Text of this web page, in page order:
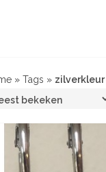
» Tags » zilverkleur